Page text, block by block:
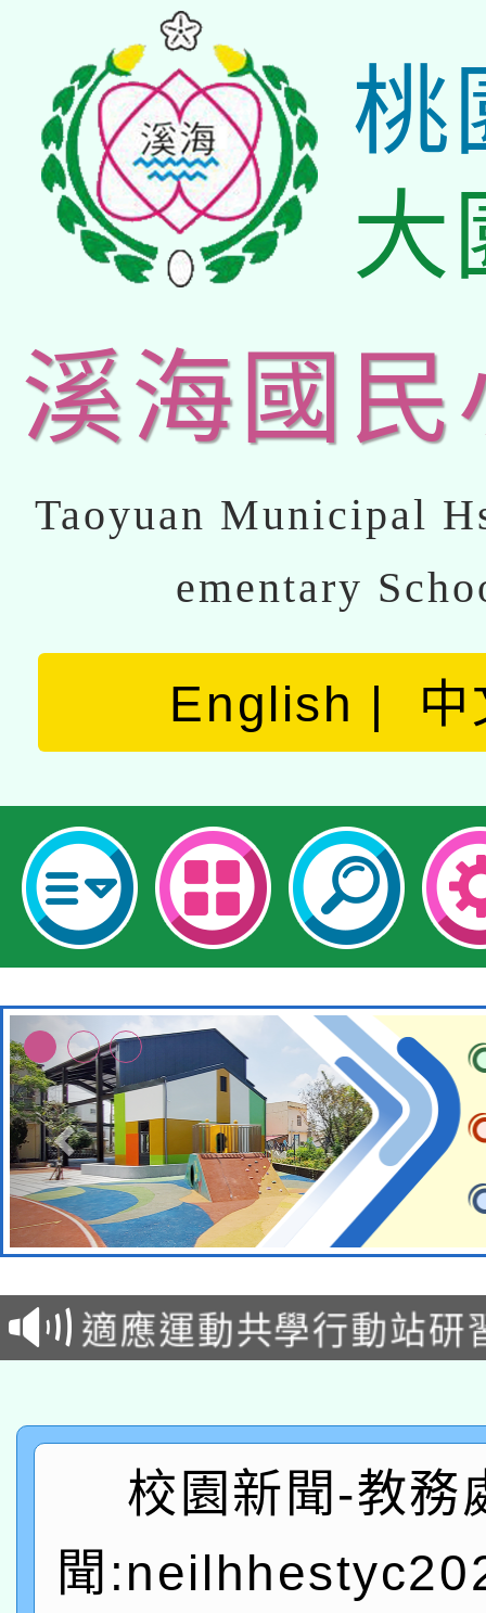
桃
大
溪海國民
Taoyuan Municipal
ementary
English 中
本校115學年度第2次
招甄選結果公告(無人
適應運動共學行動站研
本館辦理115年度閱讀
暨閱讀推動專業研習
科技賦能─人工智慧
礎課程
A3數位素養講師名單
「數位內容與教學軟
pilot」
有關大陸委員會函釋公
校園新聞-教務
聞